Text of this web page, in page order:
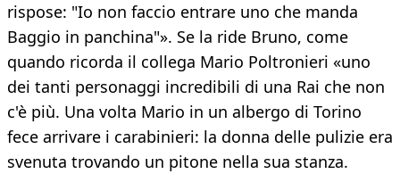
rispose: "Io non faccio entrare uno che manda
Baggio in panchina"». Se la ride Bruno, come
quando ricorda il collega Mario Poltronieri «uno
dei tanti personaggi incredibili di una Rai che non
c'è più. Una volta Mario in un albergo di Torino
fece arrivare i carabinieri: la donna delle pulizie era
svenuta trovando un pitone nella sua stanza.